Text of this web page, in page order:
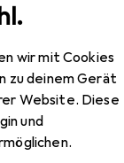
wir mit Cookies
zu deinem Gerät
Website. Diese
und
S1P
S1P